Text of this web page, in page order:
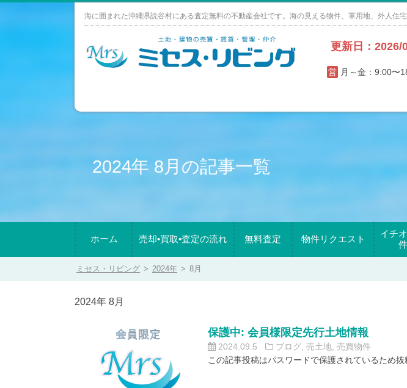
海に囲まれた沖縄県読谷村にある査定無料の不動産会社です。海の見える物件、軍用地、外人住
更新日：2026/
営 月～金：9:00〜
2024年 8月の記事一覧
ホーム 売却•買取•査定の流れ 無料査定 物件リクエスト
イチ
件
ミセス・リビング > 2024年 > 8月
2024年 8月
保護中: 会員様限定先行土地情報
2024.09.5 ブログ, 売土地, 売買物件
この記事投稿はパスワードで保護されているため抜